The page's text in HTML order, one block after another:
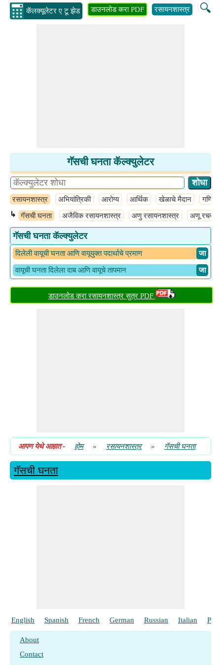
कॅलक्यूलेटर ए टू झेड 🔍
डाउनलोड करा PDF रसायनशास्त्र
गॅसची घनता कॅल्क्युलेटर
रसायनशास्त्र अभियांत्रिकी आरोग्य आर्थिक खेळाचे मैदान गणित
↳ गॅसची घनता अजैविक रसायनशास्त्र अणु रसायनशास्त्र अणू रचना
गॅसची घनता कॅल्क्युलेटर
दिलेली वायूची घनता आणि वायूयुक्त पदार्थाचे प्रमाण ​ जा
वायूची घनता दिलेला दाब आणि वायूचे तापमान ​ जा
डाउनलोड करा रसायनशास्त्र सुत्र PDF
आपण येथे आहात- होम » रसायनशास्त्र » गॅसची घनता
गॅसची घनता
English Spanish French German Russian Italian
About
Contact